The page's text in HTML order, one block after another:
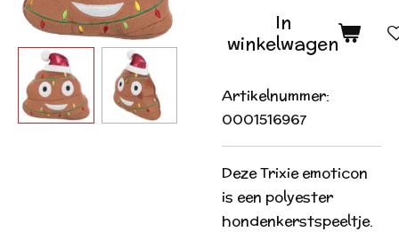
In
winkelwagen
Artikelnummer:
0001516967
Deze Trixie emoticon
is een polyester
hondenkerstspeeltje.